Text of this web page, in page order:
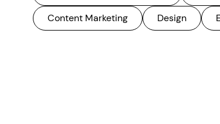
Content Marketing
Design